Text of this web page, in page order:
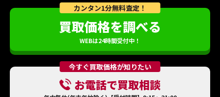
カンタン1分無料査定！
買取価格を調べる
WEBは24時間受付中！
今すぐ買取価格が知りたい
お電話で買取相談